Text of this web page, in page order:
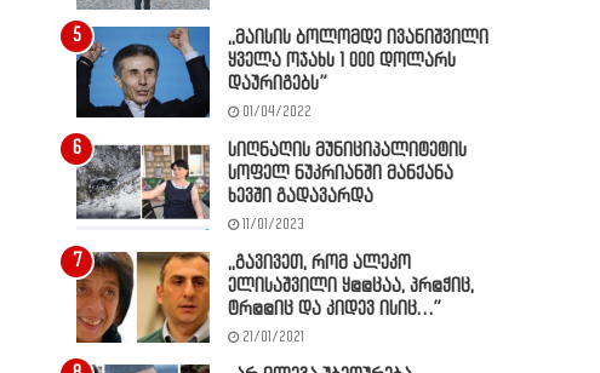
,,მაისის ბოლომდე ივანიშვილი
ყველა ოჯახს 1 000 დოლარს
დაურიგებს”
01/04/2022
სიღნაღის მუნიციპალიტეტის
სოფელ ნუკრიანში მანქანა
ხევში გადავარდა
11/01/2023
,,გავივეთ, რომ ალეკო
ელისაშვილი ყ@@ცაა, პრ@ჭიც,
ტრ@@იც და კიდევ ისიც…”
21/01/2021